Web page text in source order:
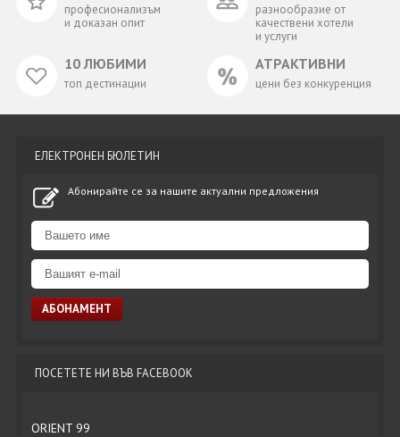
професионализъм
и доказан опит
разнообразие от
качествени хотели
и услуги
10 ЛЮБИМИ
топ дестинации
АТРАКТИВНИ
цени без конкуренция
ЕЛЕКТРОНЕН БЮЛЕТИН
Абонирайте се за нашите актуални предложения
ПОСЕТЕТЕ НИ ВЪВ FACEBOOK
ORIENT 99